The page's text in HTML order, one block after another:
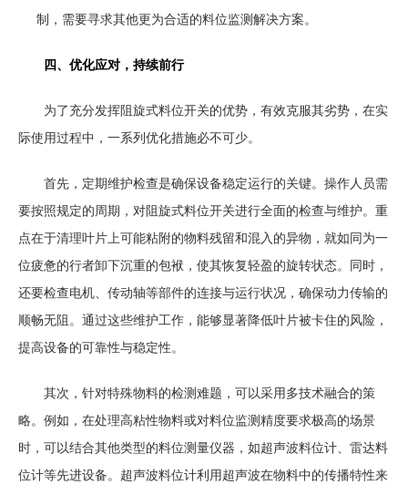
制，需要寻求其他更为合适的料位监测解决方案。
四、优化应对，持续前行
为了充分发挥阻旋式料位开关的优势，有效克服其劣势，在实
际使用过程中，一系列优化措施必不可少。
首先，定期维护检查是确保设备稳定运行的关键。操作人员需
要按照规定的周期，对阻旋式料位开关进行全面的检查与维护。重
点在于清理叶片上可能粘附的物料残留和混入的异物，就如同为一
位疲惫的行者卸下沉重的包袱，使其恢复轻盈的旋转状态。同时，
还要检查电机、传动轴等部件的连接与运行状况，确保动力传输的
顺畅无阻。通过这些维护工作，能够显著降低叶片被卡住的风险，
提高设备的可靠性与稳定性。
其次，针对特殊物料的检测难题，可以采用多技术融合的策
略。例如，在处理高粘性物料或对料位监测精度要求极高的场景
时，可以结合其他类型的料位测量仪器，如超声波料位计、雷达料
位计等先进设备。超声波料位计利用超声波在物料中的传播特性来